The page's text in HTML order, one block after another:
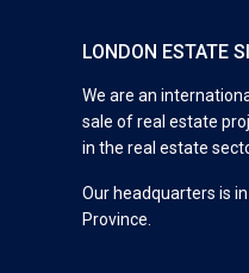
LONDON ESTATE
We are an
sale of real estate
in the real estate
Our headquarters is
Province.